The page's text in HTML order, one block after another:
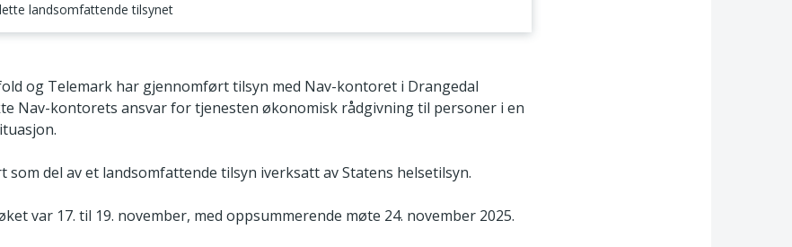
landsomfattende tilsynet
og Telemark har gjennomført tilsyn med Nav-kontoret i Drangedal
Nav-kontorets ansvar for tjenesten økonomisk rådgivning til personer i en
del av et landsomfattende tilsyn iverksatt av Statens helsetilsyn.
var 17. til 19. november, med oppsummerende møte 24. november 2025.